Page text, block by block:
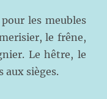
les meubles
le frêne,
Le hêtre, le
sièges.